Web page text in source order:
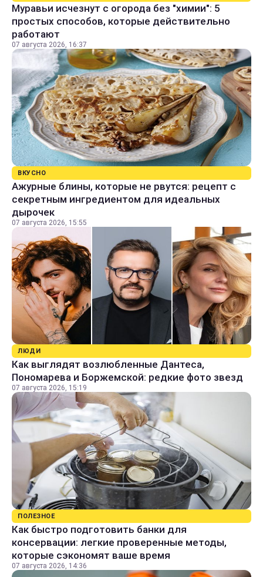
Муравьи исчезнут с огорода без "химии": 5
простых способов, которые действительно
работают
07 августа 2026, 16:37
ВКУСНО
Ажурные блины, которые не рвутся: рецепт с
секретным ингредиентом для идеальных
дырочек
07 августа 2026, 15:55
ЛЮДИ
Как выглядят возлюбленные Дантеса,
Пономарева и Боржемской: редкие фото звезд
07 августа 2026, 15:19
ПОЛЕЗНОЕ
Как быстро подготовить банки для
консервации: легкие проверенные методы,
которые сэкономят ваше время
07 августа 2026, 14:36